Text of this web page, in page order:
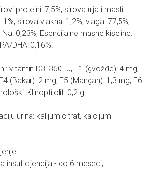
proteini: 7,5%, sirova ulja i masti:
sirova vlakna: 1,2%, vlaga: 77,5%,
Na: 0,23%, Esencijalne masne kiseline:
DHA: 0,16%.
vitamin D3: 360 IJ, E1 (gvožđe): 4 mg,
(Bakar): 2 mg, E5 (Mangan): 1,3 mg, E6
Klinoptilolit: 0,2 g.
urina: kalijum citrat, kalcijum
insuficijencija - do 6 meseci;